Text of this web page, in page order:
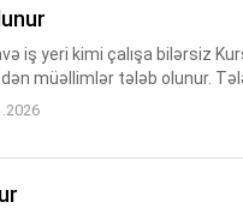
iş yeri kimi çalışa bilərsiz
müəllimlər tələb olunur.
edirik online dərs deyənlər